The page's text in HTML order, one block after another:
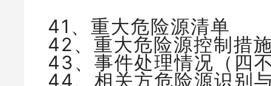
41、重大危险源清单
42、重大危险源控制措
43、事件处理情况（四
44、相关方危险源识别